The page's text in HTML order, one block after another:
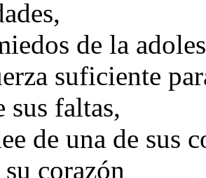
de la
suficiente
sus faltas,
de una de sus
corazón